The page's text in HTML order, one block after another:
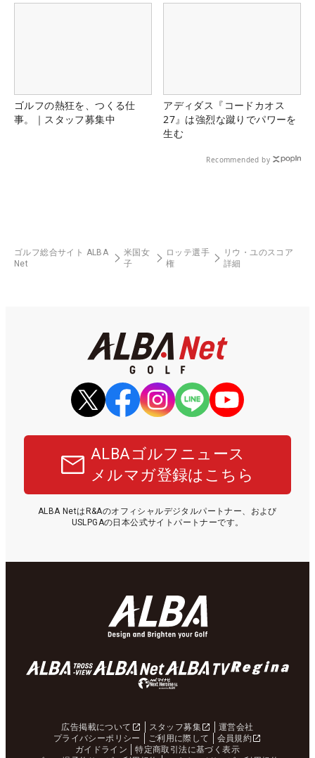
ゴルフの熱狂を、つくる仕
事。｜スタッフ募集中
アディダス『コードカオス
27』は強烈な蹴りでパワーを
生む
Recommended by
ゴルフ総合サイト ALBA
Net
米国女
子
ロッテ選手
権
リウ・ユのスコア
詳細
ALBAゴルフニュース
メルマガ登録はこちら
ALBA NetはR&Aのオフィシャルデジタルパートナー、および
USLPGAの日本公式サイトパートナーです。
広告掲載について スタッフ募集
運営会社
プライバシーポリシー
ご利用に際して
会員規約
ガイドライン
特定商取引法に基づく表示